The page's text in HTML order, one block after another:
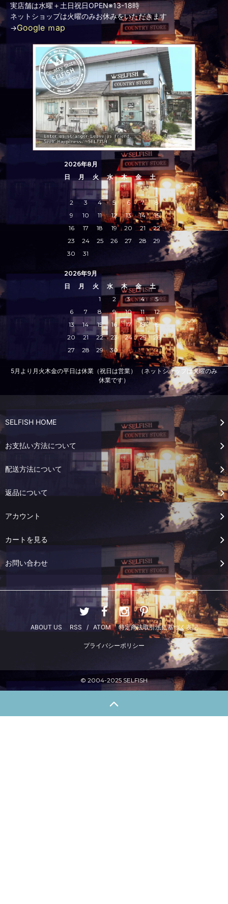
実店舗は水曜＋土日祝日OPEN※13-18時
ネットショップは火曜のみお休みをいただきます
→Google ｍap
2026年8月
日
月 火 水 木 金
土
1
2
3 4 5 6 7
8
9
10 11 12 13 14
15
16
17 18 19 20 21
22
23
24 25 26 27 28
29
30
31
2026年9月
日
月 火 水 木 金
土
1
2 3 4
5
6
7 8 9 10 11
12
13
14 15 16 17 18
19
20
21 22 23 24 25
26
27
28 29 30
5月より月火木金の平日は休業（祝日は営業） （ネットショップは火曜のみ
休業です）
SELFISH HOME
お支払い方法について
配送方法について
返品について
アカウント
カートを見る
お問い合わせ
ABOUT US RSS / ATOM 特定商法取引法に基づく表記
プライバシーポリシー
© 2004-2025 SELFISH